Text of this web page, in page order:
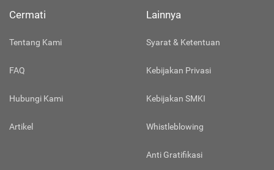
Cermati
Tentang Kami
FAQ
Hubungi Kami
Artikel
Lainnya
Syarat & Ketentuan
Kebijakan Privasi
Kebijakan SMKI
Whistleblowing
Anti Gratifikasi